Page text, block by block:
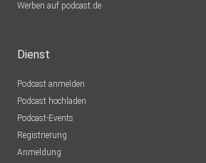
Werben auf podcast.de
Dienst
Podcast anmelden
Podcast hochladen
Podcast-Events
Registrierung
Anmeldung